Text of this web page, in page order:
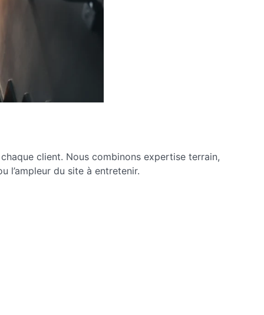
client. Nous combinons expertise terrain,
l’ampleur du site à entretenir.